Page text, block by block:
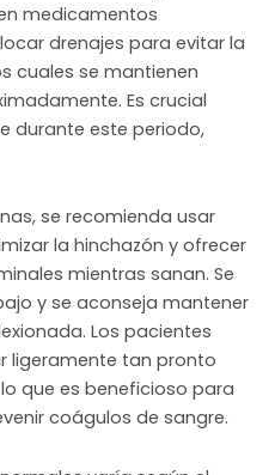
medicamentos
drenajes para evitar la
cuales se mantienen
Es crucial
durante este periodo,
se recomienda usar
la hinchazón y ofrecer
mientras sanan. Se
y se aconseja mantener
Los pacientes
ligeramente tan pronto
que es beneficioso para
coágulos de sangre.